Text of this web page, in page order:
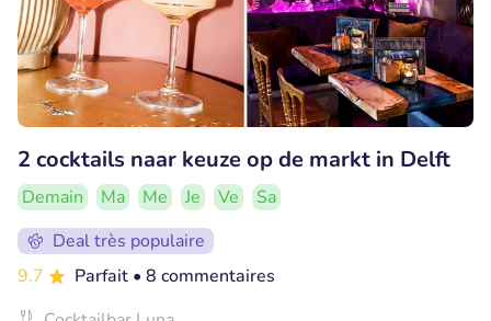
2 cocktails naar keuze op de markt in Delft
Demain Ma Me Je Ve
Sa
Deal très populaire
9.7
Parfait • 8 commentaires